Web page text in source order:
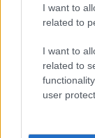
I want to
related to
I want to
related to
user
CRIPTOVALUTE